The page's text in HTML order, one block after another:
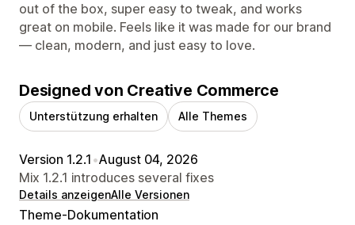
out of the box, super easy to tweak, and works
great on mobile. Feels like it was made for our brand
— clean, modern, and just easy to love.
Designed von Creative Commerce
Unterstützung erhalten Alle Themes
Version 1.2.1 •August 04, 2026
Mix 1.2.1 introduces several fixes
Details anzeigenAlle Versionen
Theme-Dokumentation